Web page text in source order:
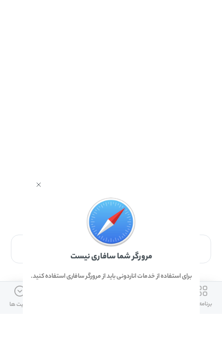
برای دانلود برنامه با مرورگر Safari وارد شوید.
ارتباط با ما
برنامه ها آپدیت ها
مرورگر شما سافاری نیست
برای استفاده از خدمات اناردونی باید از مرورگر سافاری استفاده کنید.